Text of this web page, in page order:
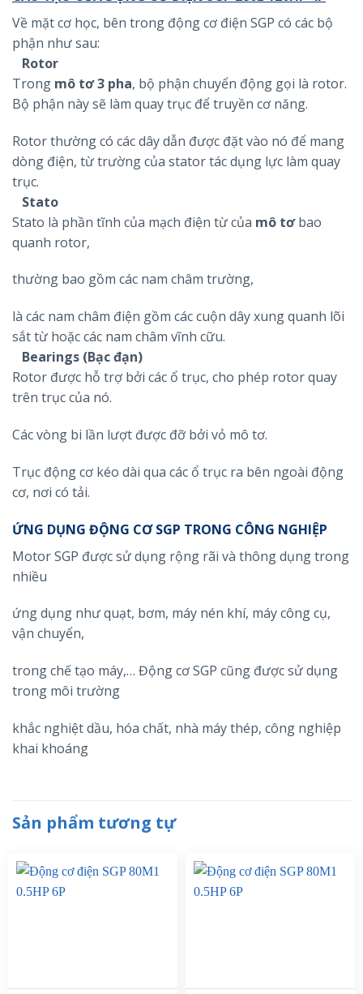
Về mặt cơ học, bên trong động cơ điện SGP có các bộ
phận như sau:
Rotor
Trong mô tơ 3 pha, bộ phận chuyển động gọi là rotor.
Bộ phận này sẽ làm quay trục để truyền cơ năng.
Rotor thường có các dây dẫn được đặt vào nó để mang
dòng điện, từ trường của stator tác dụng lực làm quay
trục.
Stato
Stato là phần tĩnh của mạch điện từ của mô tơbao
quanh rotor,
thường bao gồm các nam châm trường,
là các nam châm điện gồm các cuộn dây xung quanh lõi
sắt từ hoặc các nam châm vĩnh cữu.
Bearings (Bạc đạn)
Rotor được hỗ trợ bởi các ổ trục, cho phép rotor quay
trên trục của nó.
Các vòng bi lần lượt được đỡ bởi vỏ mô tơ.
Trục động cơ kéo dài qua các ổ trục ra bên ngoài động
cơ, nơi có tải.
ỨNG DỤNG ĐỘNG CƠ SGP TRONG CÔNG NGHIỆP
Motor SGP được sử dụng rộng rãi và thông dụng trong
nhiều
ứng dụng như quạt, bơm, máy nén khí, máy công cụ,
vận chuyển,
trong chế tạo máy,… Động cơ SGP cũng được sử dụng
trong môi trường
khắc nghiệt dầu, hóa chất, nhà máy thép, công nghiệp
khai khoáng
Sản phẩm tương tự